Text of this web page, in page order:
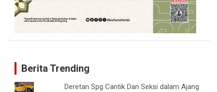
Berita Trending
Deretan Spg Cantik Dan Seksi dalam Ajang